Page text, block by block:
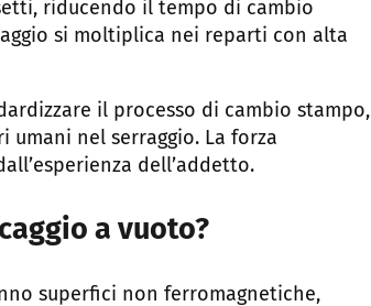
riducendo il tempo di cambio
si moltiplica nei reparti con alta
il processo di cambio stampo,
nel serraggio. La forza
dell’addetto.
a vuoto?
superfici non ferromagnetiche,